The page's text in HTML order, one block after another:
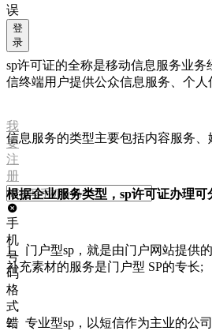
误
登
录
我
要
注
册
手
机
号
码
格
式
错
sp许可证的全称是移动信息服务业
信终端用户提供公众信息服务、个
信息服务的类型主要包括内容服务
根据企业服务类型，sp许可证办理可
1、门户型sp，就是由门户网站提供
补充素材的服务是门户型 SP的专长;
2、专业型sp，以短信作为主业的公